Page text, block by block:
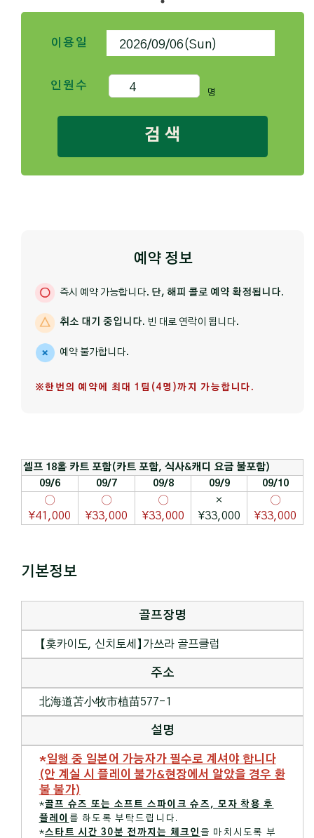
이용일
인원수
명
검 색
예약 정보
즉시 예약 가능합니다. 단, 해피 콜로 예약 확정됩니다.
취소 대기 중입니다. 빈 대로 연락이 됩니다.
예약 불가합니다.
※한번의 예약에 최대 1팀(4명)까지 가능합니다.
셀프 18홀 카트 포함(카트 포함, 식사&캐디 요금 불포함)
09/6
09/7 09/8 09/9 09/10
〇
¥41,000
〇
¥33,000
〇
¥33,000
×
¥33,000
〇
¥33,000
기본정보
골프장명
【홋카이도, 신치토세】가쓰라 골프클럽
주소
北海道苫小牧市植苗577-1
설명
*일행 중 일본어 가능자가 필수로 계셔야 합니다
(안 계실 시 플레이 불가&현장에서 알았을 경우 환
불 불가)
*골프 슈즈 또는 소프트 스파이크 슈즈, 모자 착용 후
플레이 를 하도록 부탁드립니다.
*스타트 시간 30분 전까지는 체크인 을 마치시도록 부